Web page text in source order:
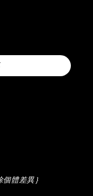
體差異｝